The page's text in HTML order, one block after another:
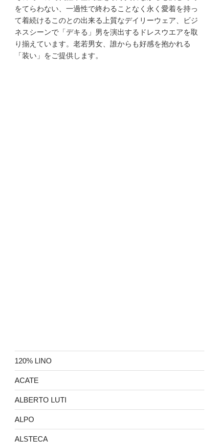
をてらわない、一過性で終わることなく永く愛着を持っ
て着続けるこのとの出来る上質なデイリーウェア、ビジ
ネスシーンで「デキる」男を演出するドレスウエアを取
り揃えています。老若男女、誰からも好感を抱かれる
「装い」をご提供します。
120% LINO
ACATE
ALBERTO LUTI
ALPO
ALSTECA